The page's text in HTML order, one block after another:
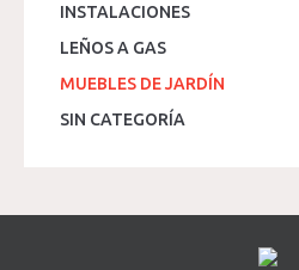
INSTALACIONES
LEÑOS A GAS
MUEBLES DE JARDÍN
SIN CATEGORÍA